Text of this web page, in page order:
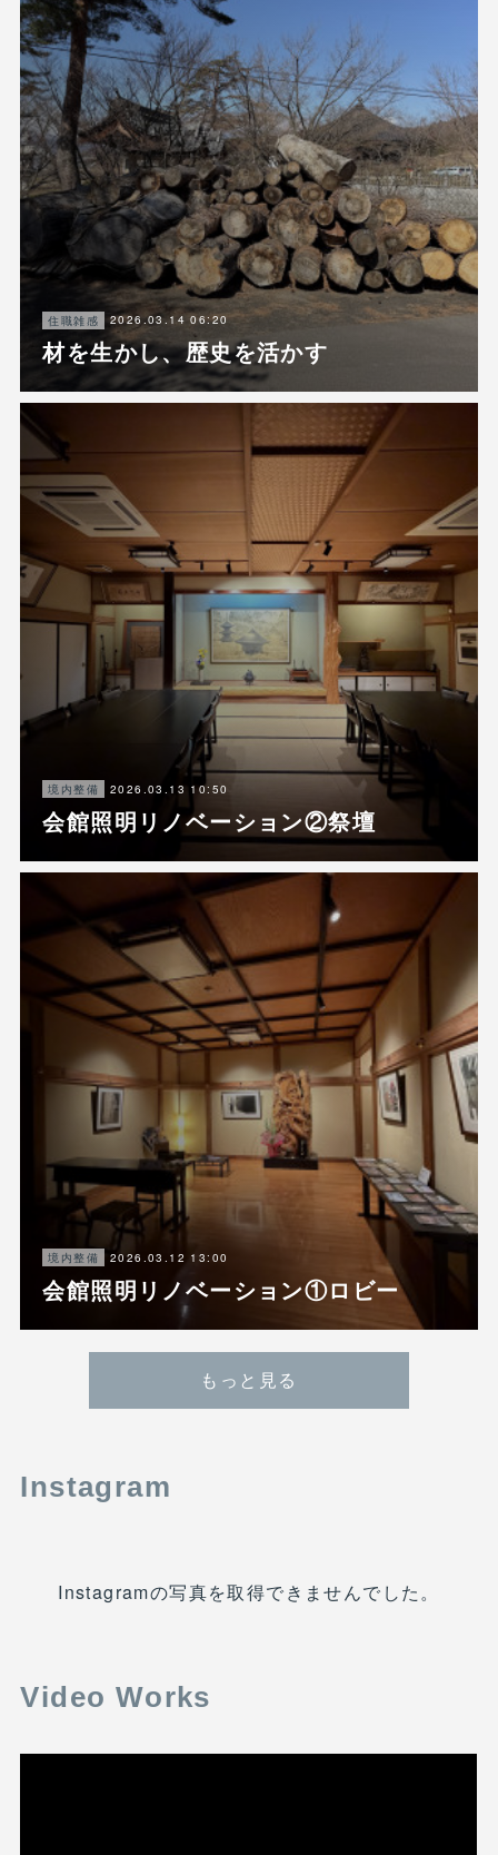
住職雑感 2026.03.14 06:20
材を生かし、歴史を活かす
境内整備 2026.03.13 10:50
会館照明リノベーション②祭壇
境内整備 2026.03.12 13:00
会館照明リノベーション①ロビー
もっと見る
Instagram
Instagramの写真を取得できませんでした。
Video Works